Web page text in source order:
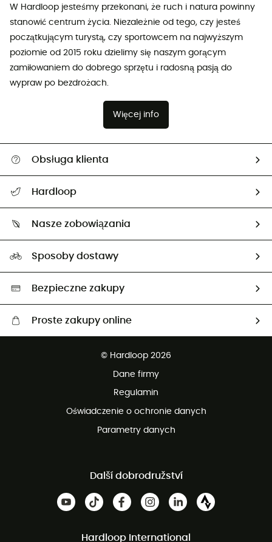
W Hardloop jesteśmy przekonani, że ruch i natura powinny
stanowić centrum życia. Niezależnie od tego, czy jesteś
początkującym turystą, czy sportowcem na najwyższym
poziomie od 2015 roku dzielimy się naszym gorącym
zamiłowaniem do dobrego sprzętu i radosną pasją do
wypraw po bezdrożach.
Więcej info
Obsługa klienta
Zwrot artykułów i zwrot środków
Hardloop
Ambasadorzy
Nasze zobowiązania
Wybrane produkty eko
Sposoby dostawy
Bezpieczne zakupy
Proste zakupy online
© Hardloop 2026
Dane firmy
Regulamin
Oświadczenie o ochronie danych
Parametry danych
Další dobrodružství
Hardloop International